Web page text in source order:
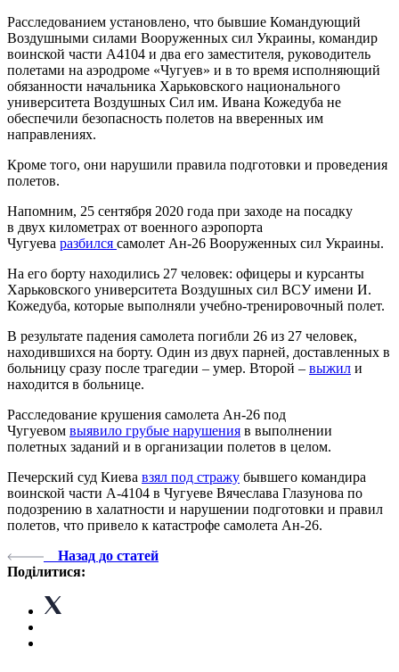
Расследованием установлено, что бывшие Командующий
Воздушными силами Вооруженных сил Украины, командир
воинской части А4104 и два его заместителя, руководитель
полетами на аэродроме «Чугуев» и в то время исполняющий
обязанности начальника Харьковского национального
университета Воздушных Сил им. Ивана Кожедуба не
обеспечили безопасность полетов на вверенных им
направлениях.
Кроме того, они нарушили правила подготовки и проведения
полетов.
Напомним, 25 сентября 2020 года при заходе на посадку
в двух километрах от военного аэропорта
Чугуева разбился самолет Ан-26 Вооруженных сил Украины.
На его борту находились 27 человек: офицеры и курсанты
Харьковского университета Воздушных сил ВСУ имени И.
Кожедуба, которые выполняли учебно-тренировочный полет.
В результате падения самолета погибли 26 из 27 человек,
находившихся на борту. Один из двух парней, доставленных в
больницу сразу после трагедии – умер. Второй – выжил и
находится в больнице.
Расследование крушения самолета Ан-26 под
Чугуевом выявило грубые нарушения в выполнении
полетных заданий и в организации полетов в целом.
Печерский суд Киева взял под стражу бывшего командира
воинской части А-4104 в Чугуеве Вячеслава Глазунова по
подозрению в халатности и нарушении подготовки и правил
полетов, что привело к катастрофе самолета Ан-26.
Назад до статей
Поділитися: